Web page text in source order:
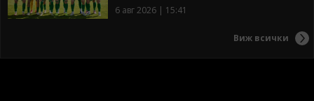
6 авг 2026 | 15:41
Виж всички